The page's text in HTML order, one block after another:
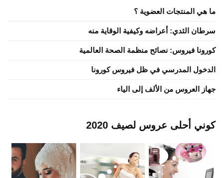
ما هي المنتجات العضوية ؟
سرطان الثدي: أعراضه وكيفية الوقاية منه
كورونا فيروس: نصائح منظمة الصحة العالمية
الدخول المدرسي في ظل فيروس كورونا
جهاز العروس من الألف إلى الياء
كوني أحلى عروس لصيف 2020